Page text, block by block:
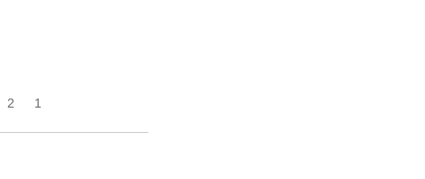
1
2